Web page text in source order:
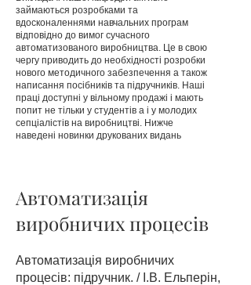
займаються розробками та
вдосконаленнями навчальних програм
відповідно до вимог сучасного
автоматизованого виробництва. Це в свою
чергу приводить до необхідності розробки
нового методичного забезпечення а також
написання посібників та підручників. Наші
праці доступні у вільному продажі і мають
попит не тільки у студентів а і у молодих
сепціалістів на виробництві. Нижче
наведені новинки друкованих видань
Автоматизація
виробничих процесів
Автоматизація виробничих
процесів: підручник. / І.В. Ельперін,